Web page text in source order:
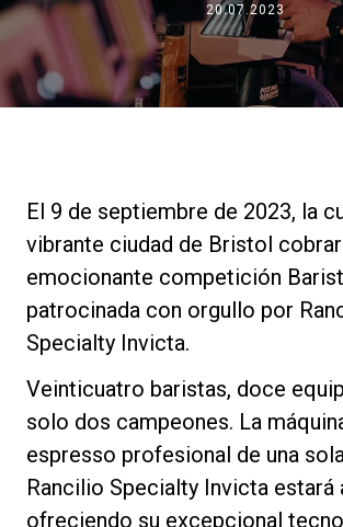
20.07.2023
El 9 de septiembre de 2023, la
vibrante ciudad de Bristol
emocionante competición
patrocinada con orgullo por
Specialty Invicta.
Veinticuatro baristas, doce
solo dos campeones. La
espresso profesional de una
Rancilio Specialty Invicta estará
ofreciendo su excepcional
Noticias
Nuestros laboratorios
Sostenibilidad
Connect
Contacto